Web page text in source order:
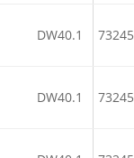
DW40.1
DW40.1